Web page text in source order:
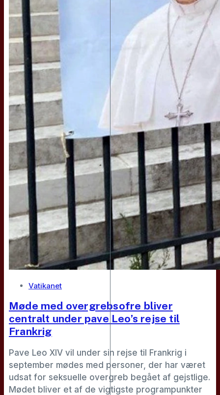
Vatikanet
Møde med overgrebsofre bliver
centralt under pave Leo’s rejse til
Frankrig
Pave Leo XIV vil under sin rejse til Frankrig i
september mødes med personer, der har været
udsat for seksuelle overgreb begået af gejstlige.
Mødet bliver et af de vigtigste programpunkter